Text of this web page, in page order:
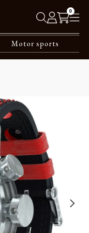
0
Motor sports